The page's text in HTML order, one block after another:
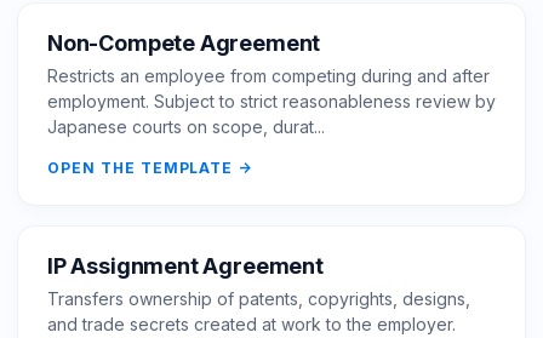
Non-Compete Agreement
Restricts an employee from competing during and after
employment. Subject to strict reasonableness review by
Japanese courts on scope, durat...
OPEN THE TEMPLATE
IP Assignment Agreement
Transfers ownership of patents, copyrights, designs,
and trade secrets created at work to the employer.